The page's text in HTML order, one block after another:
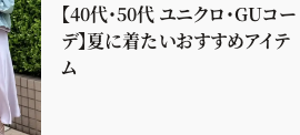
【40代・50代 ユニクロ・GUコー
デ】夏に着たいおすすめアイテ
ム